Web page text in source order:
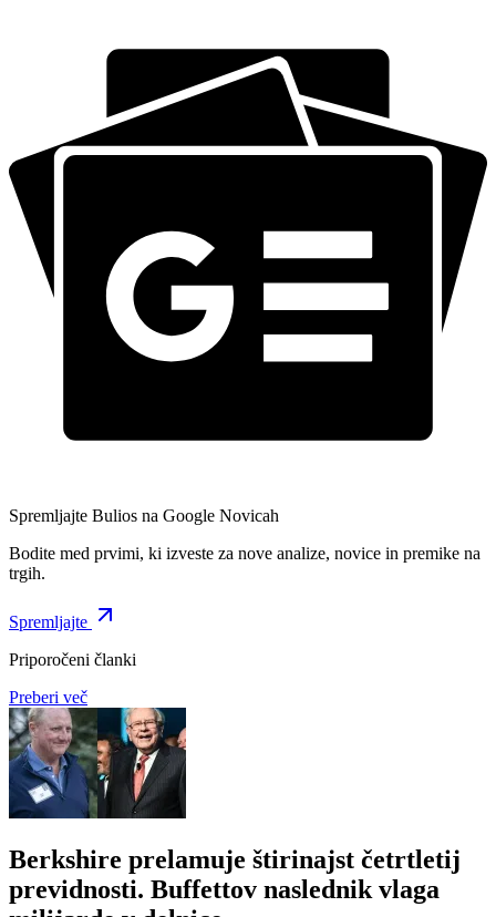
Spremljajte Bulios na Google Novicah
Bodite med prvimi, ki izveste za nove analize, novice in premike na
trgih.
Spremljajte
Priporočeni članki
Preberi več
Berkshire prelamuje štirinajst četrtletij
previdnosti. Buffettov naslednik vlaga